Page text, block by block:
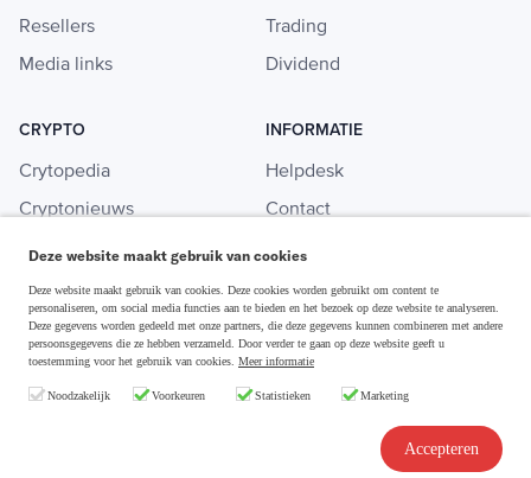
Resellers
Media links
Trading
Dividend
CRYPTO
Crytopedia
Cryptonieuws
Crypto koopgids
Investeren in crypto
INFORMATIE
Helpdesk
Contact
Adverteren
Disclaimer & Privacy
Deze website maakt gebruik van cookies
Deze website maakt gebruik van cookies. Deze cookies worden gebruikt om content te
personaliseren, om social media functies aan te bieden en het bezoek op deze website te analyseren.
Deze gegevens worden gedeeld met onze partners, die deze gegevens kunnen combineren met andere
persoonsgegevens die ze hebben verzameld. Door verder te gaan op deze website geeft u
toestemming voor het gebruik van cookies. Meer informatie
Noodzakelijk Voorkeuren Statistieken Marketing
Accepteren